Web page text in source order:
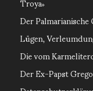
Der
Lügen,
Die vom
Der Ex-Papst